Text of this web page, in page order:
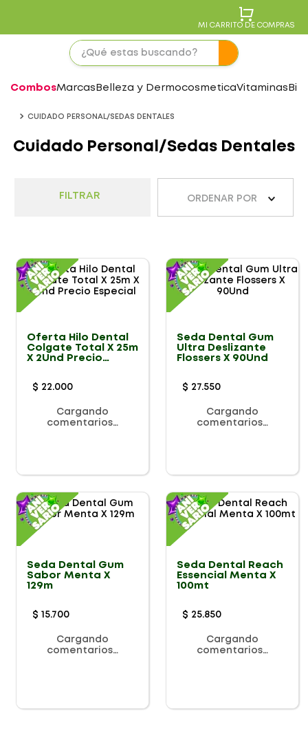
MI CARRITO DE COMPRAS
CombosMarcas Belleza y DermocosmeticaVitaminas
CUIDADO PERSONAL/SEDAS DENTALES
Cuidado Personal/Sedas Dentales
FILTRAR ORDENAR POR
Oferta Hilo Dental
Colgate Total X 25m
X 2Und Precio
$ 22.000
Cargando
comentarios…
Seda Dental Gum
Ultra Deslizante
Flossers X 90Und
$ 27.550
Cargando
comentarios…
Seda Dental Gum
Sabor Menta X
129m
$ 15.700
Cargando
comentarios…
Seda Dental Reach
Essencial Menta X
100mt
$ 25.850
Cargando
comentarios…